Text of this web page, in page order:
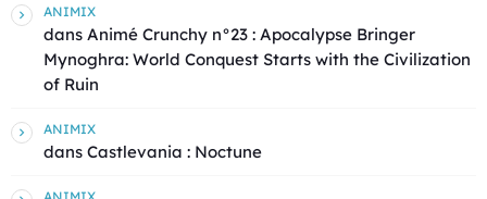
ANIMIX
dans Animé Crunchy n°23 : Apocalypse Bringer
Mynoghra: World Conquest Starts with the Civilization
of Ruin
ANIMIX
dans Castlevania : Noctune